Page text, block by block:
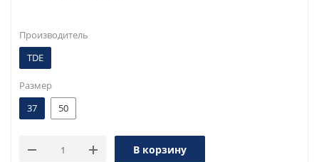
Производитель
TDE
Размер
37
50
В корзину